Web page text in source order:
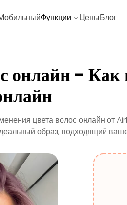
Функции ЦеныБлог
онлайн - Как
цвета волос онлайн от
образ, подходящий